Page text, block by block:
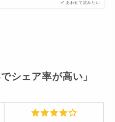
あわせて読みたい
シェア率が高い」